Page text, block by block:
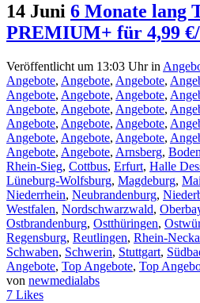
14 Juni 6 Monate lang
PREMIUM+ für 4,99
Veröffentlicht um 13:03 Uhrin
Angebote, Angebote, Angebote,
Angebote, Angebote, Angebote,
Angebote, Angebote, Angebote,
Angebote, Angebote, Angebote,
Angebote, Angebote, Angebote,
Angebote, Angebote, Arnsberg,
Rhein-Sieg, Cottbus, Erfurt, Halle
Lüneburg-Wolfsburg, Magdeburg,
Niederrhein, Neubrandenburg,
Westfalen, Nordschwarzwald,
Ostbrandenburg, Ostthüringen,
Regensburg, Reutlingen, Rhein-
Schwaben, Schwerin, Stuttgart,
Angebote, Top Angebote, Top
von newmedialabs
7 Likes